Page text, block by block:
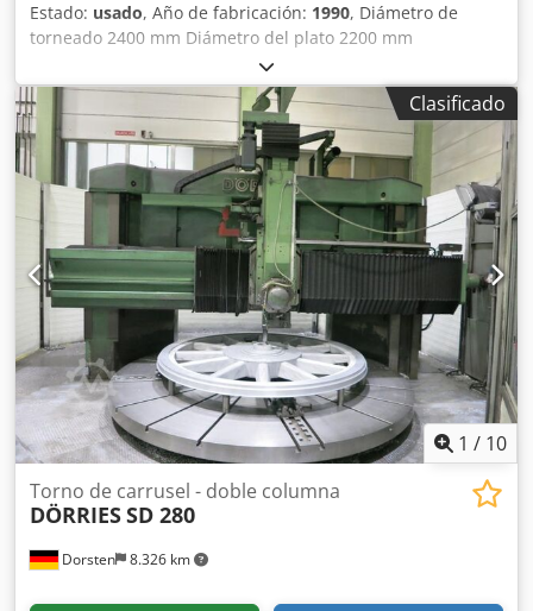
Estado: usado, Año de fabricación: 1990, Diámetro de
torneado 2400 mm Diámetro del plato 2200 mm
Dcodpfoygx D Hjx Aiqok Altura de torneado 2100 mm
Control SIEMENS Sinumerik 850T Peso de la pieza 17 t
Dimensiones máx. de la herramienta: 32 herramientas
Clasificado
1 / 10
Dorsten 8.326 km
Torno de carrusel - doble columna
DÖRRIESSD 280